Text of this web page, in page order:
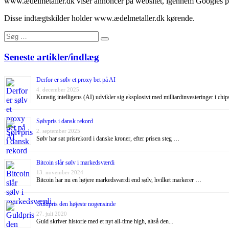
Disse indtægtskilder holder www.ædelmetaller.dk kørende.
Search
for:
Search
Seneste artikler/indlæg
Derfor er sølv et proxy bet på AI
4. december 2025
Kunstig intelligens (AI) udvikler sig eksplosivt med milliardinvesteringer i
Sølvpris i dansk rekord
2. september 2025
Sølv har sat prisrekord i danske kroner, efter prisen steg …
Bitcoin slår sølv i markedsværdi
13. november 2024
Bitcoin har nu en højere markedsværdi end sølv, hvilket markerer …
Guldpris den højeste nogensinde
27. juli 2020
Guld skriver historie med et nyt all-time high, altså den...